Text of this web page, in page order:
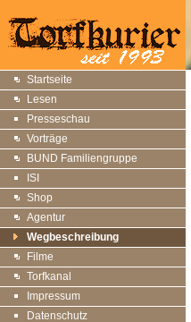
Startseite
Lesen
Presseschau
Vorträge
BUND Familiengruppe
ISI
Shop
Agentur
Wegbeschreibung
Filme
Torfkanal
Impressum
Datenschutz